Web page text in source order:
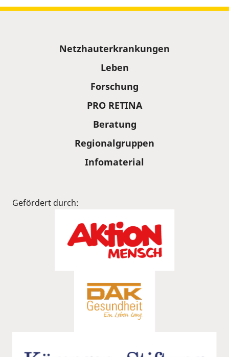
Netzhauterkrankungen
Leben
Forschung
PRO RETINA
Beratung
Regionalgruppen
Infomaterial
Gefördert durch: